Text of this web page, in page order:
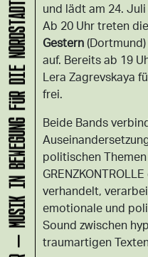
und lädt am 24.
Ab 20 Uhr treten
Gestern
auf. Bereits ab 19
Lera Zagrevskaya
frei.
Beide Bands
politischen
verhandelt,
emotionale und
Sound zwischen
traumartigen
KLANG-ENTFALTER – MUSIK IN BEWEGUNG FÜR DIE NORDSTADT